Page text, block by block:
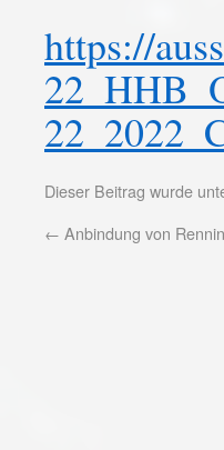
https://
Dieser Beitrag wurde
← Anbindung von